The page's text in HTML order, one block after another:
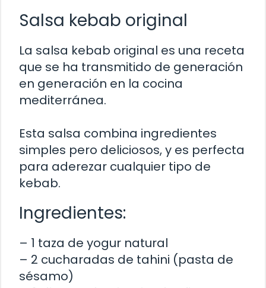
Salsa kebab original
La salsa kebab original es una receta
que se ha transmitido de generación
en generación en la cocina
mediterránea.
Esta salsa combina ingredientes
simples pero deliciosos, y es perfecta
para aderezar cualquier tipo de
kebab.
Ingredientes:
– 1 taza de yogur natural
– 2 cucharadas de tahini (pasta de
sésamo)